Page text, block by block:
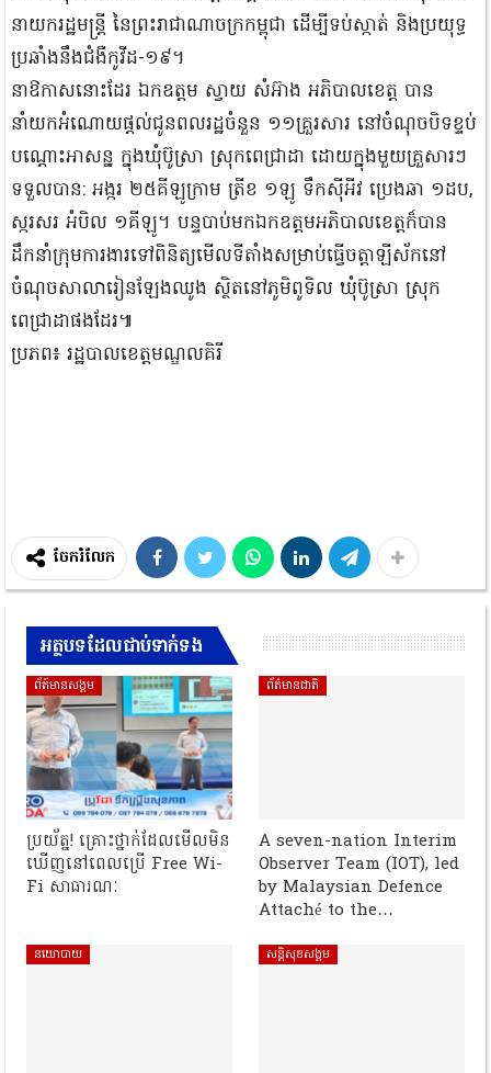
នាយករដ្ឋមន្រ្តី នៃព្រះរាជាណាចក្រកម្ពុជា ដើម្បីទប់ស្កាត់ និងប្រយុទ្ធ
ប្រឆាំងនឹងជំងឺកូវីដ-១៩។
នាឱកាសនោះដែរ ឯកឧត្តម ស្វាយ សំអ៊ាង អភិបាលខេត្ត បាន
នាំយកអំណោយផ្តល់ជូនពលរដ្ឋចំនួន ១១គ្រួរសារ នៅចំណុចបិទខ្ទប់
បណ្តោះអាសន្ន ក្នុងឃុំប៊ូស្រា ស្រុកពេជ្រាដា ដោយក្នុងមួយគ្រួសារៗ
ទទួលបាន: អង្ករ ២៥គីឡូក្រាម ត្រីខ​ ១ឡូ​ ទឹកស៊ីអីវ ប្រេងឆា​ ១ដប,​
ស្ករសរ អំបិល​ ១គីឡូ។​ បន្ទបាប់មកឯកឧត្តមអភិបាលខេត្តក៏បាន
ដឹកនាំក្រុមការងារទៅពិនិត្យមើលទីតាំងសម្រាប់ធ្វើចត្តាឡីស័កនៅ
ចំណុចសាលារៀនឡែងឈូង​ ស្ថិតនៅភូមិពូទិល ឃុំប៊ូស្រា ស្រុក
ពេជ្រាដាផងដែរ៕
ប្រភព៖ រដ្ឋបាលខេត្តមណ្ឌលគិរី
ចែករំលែក
អត្ថបទដែលជាប់ទាក់ទង
ព័ត៍មានសង្គម
ប្រយ័ត្ន! គ្រោះថ្នាក់ដែលមើលមិន
ឃើញនៅពេលប្រើ Free Wi-
Fi សាធារណៈ
ព័ត៌មានជាតិ
A seven-nation Interim
Observer Team (IOT), led
by Malaysian Defence
Attaché to the…
នយោបាយ សន្តិសុខសង្គម